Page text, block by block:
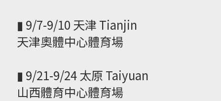
▮ 9/7-9/10 天津 Tianjin
天津奧體中心體育場
▮ 9/21-9/24 太原 Taiyuan
山西體育中心體育場